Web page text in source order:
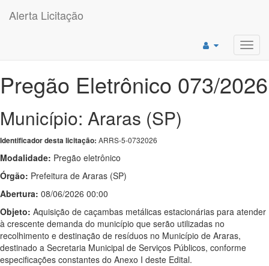
Alerta Licitação
Pregão Eletrônico 073/2026
Município: Araras (SP)
Identificador desta licitação: ARRS-5-0732026
Modalidade: Pregão eletrônico
Órgão: Prefeitura de Araras (SP)
Abertura: 08/06/2026 00:00
Objeto: Aquisição de caçambas metálicas estacionárias para atender
à crescente demanda do município que serão utilizadas no
recolhimento e destinação de resíduos no Município de Araras,
destinado a Secretaria Municipal de Serviços Públicos, conforme
especificações constantes do Anexo I deste Edital.